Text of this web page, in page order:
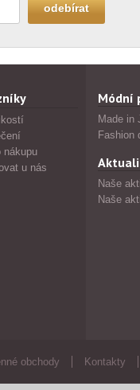
nákupu
u nás
Módní
Made in
Fashion
Naše
Naše
obchody Kontakty